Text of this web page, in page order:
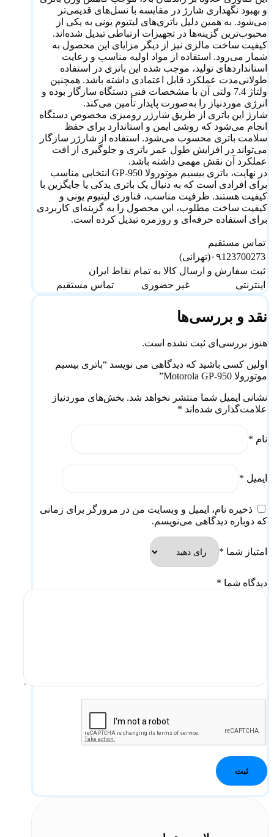
و بهبود نگهداری شارژ در مقایسه با نسل‌های قدیمی‌تر
می‌شود. به همین دلیل باتری‌های لیتیوم یونی به یکی از
محبوب‌ترین گزینه‌ها در تجهیزات ارتباطی تبدیل شده‌اند.
کیفیت ساخت مالزی نیز از دیگر مزایای این محصول به
شمار می‌رود. استفاده از مواد اولیه مناسب و رعایت
استانداردهای تولید، موجب شده این باتری در استفاده
طولانی‌مدت عملکرد قابل اعتمادی داشته باشد. همچنین
ولتاژ 7.4 ولتی آن با مشخصات فنی دستگاه سازگار بوده و
انرژی موردنیاز را به‌صورت پایدار تأمین می‌کند.
شارژ این باتری از طریق شارژر رومیزی مخصوص دستگاه
انجام می‌شود که روشی ایمن و استاندارد برای حفظ
سلامت باتری محسوب می‌شود. استفاده از شارژر سازگار
می‌تواند در افزایش طول عمر باتری و جلوگیری از افت
عملکرد آن نقش مهمی داشته باشد.
در نهایت، باتری بیسیم موتورولا GP-950 انتخابی مناسب
برای افرادی است که به دنبال یک باتری یدکی یا جایگزین با
کیفیت هستند. ظرفیت مناسب، فناوری لیتیوم یونی و
کیفیت ساخت مطلوب، این محصول را به گزینه‌ای کاربردی
برای استفاده حرفه‌ای و روزمره تبدیل کرده است.
تماس مستقیم
۰۹123700273(تهرانی)
ثبت سفارش و ارسال کالا به تمام نقاط ایران
اینترنتی
غیر حضوری تماس مستقیم
نقد و بررسی‌ها
هنوز بررسی‌ای ثبت نشده است.
اولین کسی باشید که دیدگاهی می نویسد “باتری بیسیم
موتورولا Motorola GP-950”
نشانی ایمیل شما منتشر نخواهد شد. بخش‌های موردنیاز
علامت‌گذاری شده‌اند *
نام *
ایمیل *
ذخیره نام، ایمیل و وبسایت من در مرورگر برای زمانی
که دوباره دیدگاهی می‌نویسم.
امتیاز شما *
دیدگاه شما *